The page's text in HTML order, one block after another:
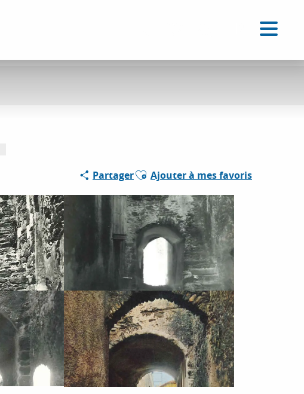
PartagerAjouter aux favoris
Ajouter à mes favoris